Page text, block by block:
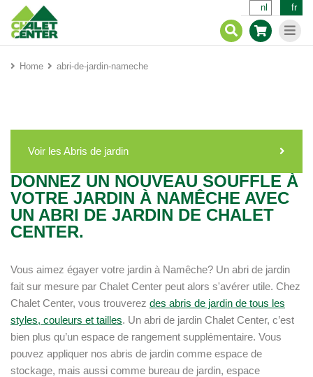
nl fr
Home abri-de-jardin-nameche
Voir les Abris de jardin
DONNEZ UN NOUVEAU SOUFFLE À
VOTRE JARDIN À NAMÊCHE AVEC
UN ABRI DE JARDIN DE CHALET
CENTER.
Vous aimez égayer votre jardin à Namêche? Un abri de jardin
fait sur mesure par Chalet Center peut alors s'avérer utile. Chez
Chalet Center, vous trouverez des abris de jardin de tous les
styles, couleurs et tailles. Un abri de jardin Chalet Center, c’est
bien plus qu’un espace de rangement supplémentaire. Vous
pouvez appliquer nos abris de jardin comme espace de
stockage, mais aussi comme bureau de jardin, espace